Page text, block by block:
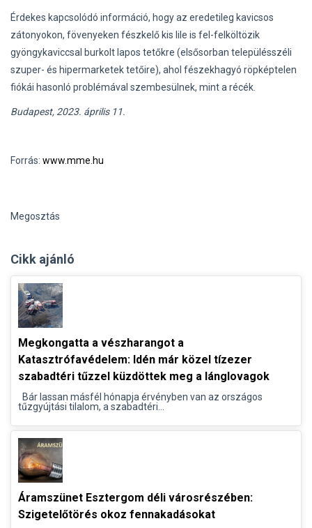
Érdekes kapcsolódó információ, hogy az eredetileg kavicsos
zátonyokon, fövenyeken fészkelő kis lile is fel-felköltözik
gyöngykaviccsal burkolt lapos tetőkre (elsősorban településszéli
szuper- és hipermarketek tetőire), ahol fészekhagyó röpképtelen
fiókái hasonló problémával szembesülnek, mint a récék.
Budapest, 2023. április 11.
Forrás: www.mme.hu
Megosztás
Cikk ajánló
Megkongatta a vészharangot a
Katasztrófavédelem: Idén már közel tízezer
szabadtéri tűzzel küzdöttek meg a lánglovagok
Bár lassan másfél hónapja érvényben van az országos
tűzgyújtási tilalom, a szabadtéri...
Áramszünet Esztergom déli városrészében:
Szigetelőtörés okoz fennakadásokat